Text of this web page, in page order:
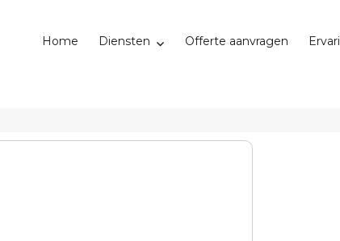
Home Diensten Offerte aanvragen
RAMEN EN DEUREN
Snel een kitter nodig bij u in